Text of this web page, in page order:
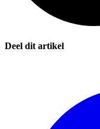
Deel dit artikel